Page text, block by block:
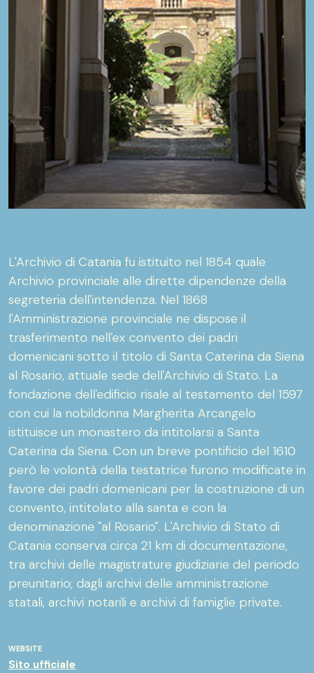
WEBSITE
Sito ufficiale
L'Archivio di Catania fu istituito nel 1854 quale
Archivio provinciale alle dirette dipendenze della
segreteria dell'intendenza. Nel 1868
l'Amministrazione provinciale ne dispose il
trasferimento nell'ex convento dei padri
domenicani sotto il titolo di Santa Caterina da Siena
al Rosario, attuale sede dell'Archivio di Stato. La
fondazione dell'edificio risale al testamento del 1597
con cui la nobildonna Margherita Arcangelo
istituisce un monastero da intitolarsi a Santa
Caterina da Siena. Con un breve pontificio del 1610
però le volontà della testatrice furono modificate in
favore dei padri domenicani per la costruzione di un
convento, intitolato alla santa e con la
denominazione "al Rosario". L'Archivio di Stato di
Catania conserva circa 21 km di documentazione,
tra archivi delle magistrature giudiziarie del periodo
preunitario; dagli archivi delle amministrazione
statali, archivi notarili e archivi di famiglie private.